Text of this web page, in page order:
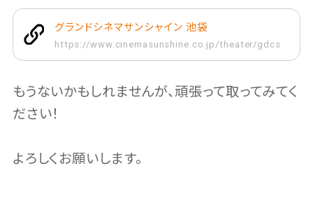
グランドシネマサンシャイン 池袋
https://www.cinemasunshine.co.jp/theater/gdcs
もうないかもしれませんが、頑張って取ってみてく
ださい！
よろしくお願いします。